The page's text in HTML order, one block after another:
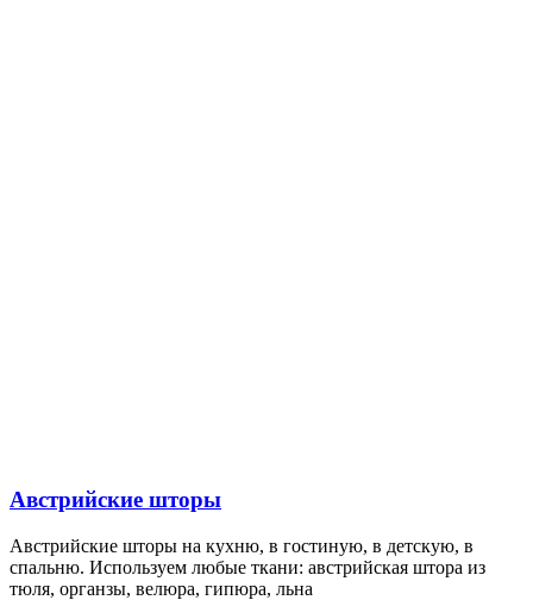
Австрийские шторы
Австрийские шторы на кухню, в гостиную, в детскую, в
спальню. Используем любые ткани: австрийская штора из
тюля, органзы, велюра, гипюра, льна